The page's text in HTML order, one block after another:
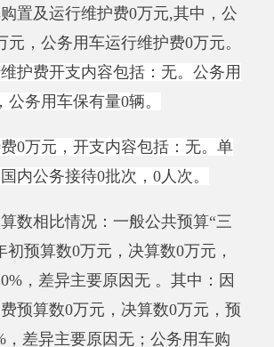
行经费支出情况
布伦口乡“双语”幼儿园日常公
比上年增加1.22万元，增长
校分开变成独立核算单位。
0万元、政府采购工程支出0万
支出0万元。
合同金额0万元，占政府采购